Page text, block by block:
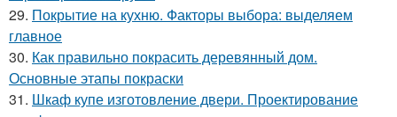
29. Покрытие на кухню. Факторы выбора: выделяем
главное
30. Как правильно покрасить деревянный дом.
Основные этапы покраски
31. Шкаф купе изготовление двери. Проектирование